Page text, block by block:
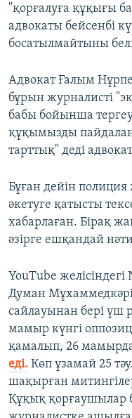
"қорғалуға құқығы
адвокаты бейсенбі
босатылмайтыны
Адвокат Ғалым
бұрын журналисті
бабы бойынша
құқымызды
тарттық" деді
Бұған дейін полиция
әкетуге қатысты
хабарлаған. Бірақ
әзірге ешқандай
YouTube
Думан
сайлауынан бері үш
мамыр күнгі
қамалып, 26
еді. Көп ұзамай 25
шақырған
Құқық қорғаушылар